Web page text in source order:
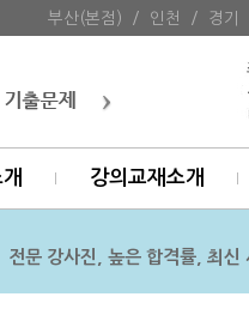
부산(본점) / 인천 / 경기
강의교재소개
전문 강사진, 높은 합격률, 최신